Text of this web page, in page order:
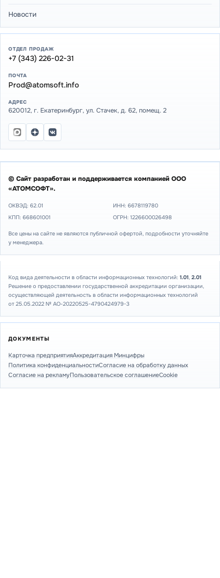
Новости
ОТДЕЛ ПРОДАЖ
+7 (343) 226-02-31
ПОЧТА
Prod@atomsoft.info
АДРЕС
620012, г. Екатеринбург, ул. Стачек, д. 62, помещ. 2
© Сайт разработан и поддерживается компанией ООО
«АТОМСОФТ».
ОКВЭД: 62.01 ИНН: 6678119780
КПП: 668601001
ОГРН: 1226600026498
Все цены на сайте не являются публичной офертой, подробности уточняйте
у менеджера.
Код вида деятельности в области информационных технологий: 1.01, 2.01
Решение о предоставлении государственной аккредитации организации,
осуществляющей деятельность в области информационных технологий
от 25.05.2022 № АО-20220525-4790424979-3
ДОКУМЕНТЫ
Карточка предприятияАккредитация Минцифры
Политика конфиденциальностиСогласие на обработку данных
Согласие на рекламуПользовательское соглашениеCookie